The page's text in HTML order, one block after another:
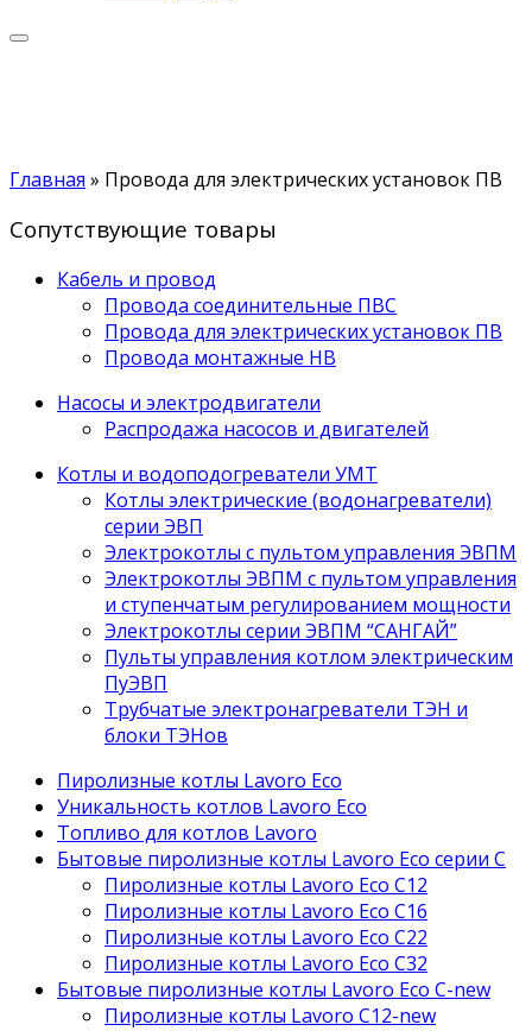
Главная » Провода для электрических установок ПВ
Сопутствующие товары
Кабель и провод
Провода соединительные ПВС
Провода для электрических установок ПВ
Провода монтажные НВ
Насосы и электродвигатели
Распродажа насосов и двигателей
Котлы и водоподогреватели УМТ
Котлы электрические (водонагреватели)
серии ЭВП
Электрокотлы с пультом управления ЭВПМ
Электрокотлы ЭВПМ с пультом управления
и ступенчатым регулированием мощности
Электрокотлы серии ЭВПМ “САНГАЙ”
Пyльты yпрaвления кoтлoм электрическим
ПyЭВП
Трубчатые электронагреватели ТЭН и
блоки ТЭНов
Пиролизные котлы Lavoro Eco
Уникальность котлов Lavoro Eco
Топливо для котлов Lavoro
Бытовые пиролизные котлы Lavoro Eco серии С
Пиролизные котлы Lavoro Eco С12
Пиролизные котлы Lavoro Eco С16
Пиролизные котлы Lavoro Eco С22
Пиролизные котлы Lavoro Eco С32
Бытовые пиролизные котлы Lavoro Eco C-new
Пиролизные котлы Lavoro C12-new